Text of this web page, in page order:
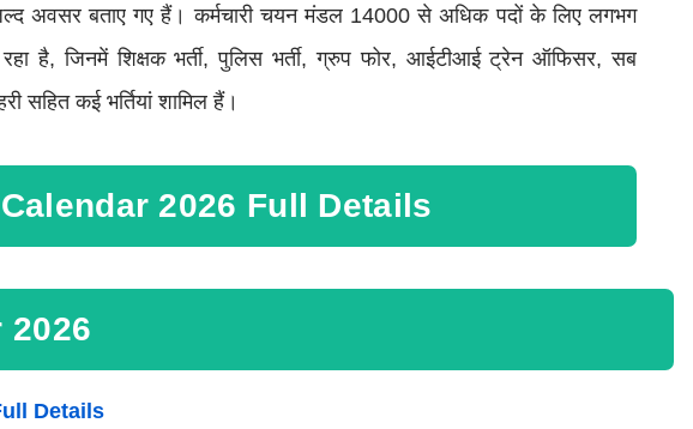
अवसर बताए गए हैं। कर्मचारी चयन मंडल 14000 से अधिक पदों के लिए लगभग
रहा है, जिनमें शिक्षक भर्ती, पुलिस भर्ती, ग्रुप फोर, आईटीआई ट्रेन ऑफिसर, सब
सहित कई भर्तियां शामिल हैं।
2026 Full Details
2026
Details